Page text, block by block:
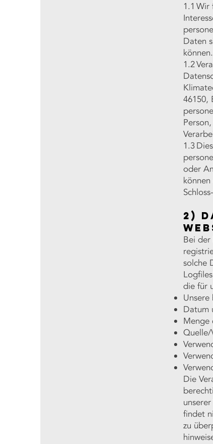
1.1 Wir
Daten
können.
1.2
46150,
1.3
oder
2)
Bei
solche
die für
Datum
Menge
Quelle/
Die
findet
zu